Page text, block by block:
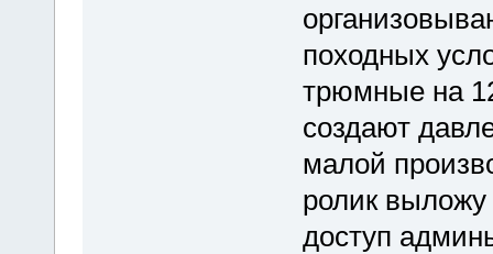
походных
трюмные на
создают
малой
ролик
доступ